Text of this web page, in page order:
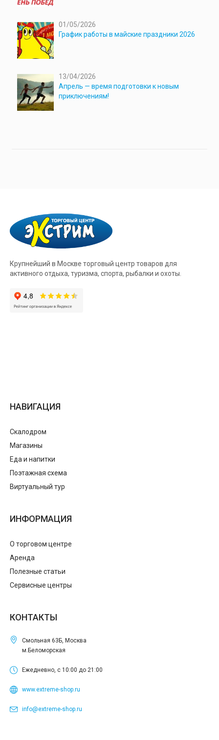
01/05/2026
График работы в майские праздники 2026
13/04/2026
Апрель — время подготовки к новым
приключениям!
Крупнейший в Москве торговый центр товаров для
активного отдыха, туризма, спорта, рыбалки и охоты.
НАВИГАЦИЯ
Скалодром
Магазины
Еда и напитки
Поэтажная схема
Виртуальный тур
ИНФОРМАЦИЯ
О торговом центре
Аренда
Полезные статьи
Сервисные центры
КОНТАКТЫ
Смольная 63Б, Москва
м.Беломорская
Ежедневно, с 10:00 до 21:00
www.extreme-shop.ru
info@extreme-shop.ru